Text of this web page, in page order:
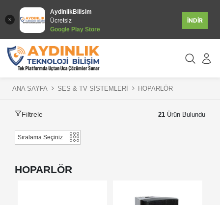
AydinlikBilisim
Ücretsiz
Google Play Store
İNDİR
ANA SAYFA SES & TV SİSTEMLERİ HOPARLÖR
Filtrele 21 Ürün Bulundu
HOPARLÖR